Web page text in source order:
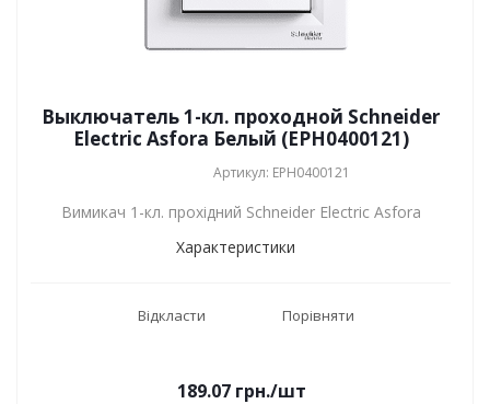
Выключатель 1-кл. проходной Schneider
Electric Asfora Белый (EPH0400121)
Артикул: EPH0400121
Вимикач 1-кл. прохідний Schneider Electric Asfora
Характеристики
Відкласти Порівняти
189.07грн./шт